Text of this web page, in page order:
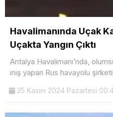
Havalimanında Uçak
Uçakta Yangın Çıktı
Antalya Havalimanı’nda,
iniş yapan Rus havayolu
25 Kasım 2024 Pazartesi